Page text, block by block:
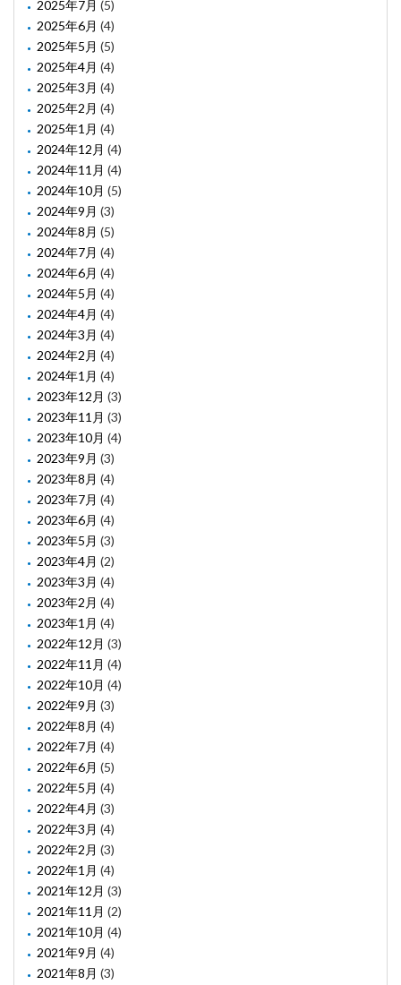
2025年7月 (5)
2025年6月 (4)
2025年5月 (5)
2025年4月 (4)
2025年3月 (4)
2025年2月 (4)
2025年1月 (4)
2024年12月 (4)
2024年11月 (4)
2024年10月 (5)
2024年9月 (3)
2024年8月 (5)
2024年7月 (4)
2024年6月 (4)
2024年5月 (4)
2024年4月 (4)
2024年3月 (4)
2024年2月 (4)
2024年1月 (4)
2023年12月 (3)
2023年11月 (3)
2023年10月 (4)
2023年9月 (3)
2023年8月 (4)
2023年7月 (4)
2023年6月 (4)
2023年5月 (3)
2023年4月 (2)
2023年3月 (4)
2023年2月 (4)
2023年1月 (4)
2022年12月 (3)
2022年11月 (4)
2022年10月 (4)
2022年9月 (3)
2022年8月 (4)
2022年7月 (4)
2022年6月 (5)
2022年5月 (4)
2022年4月 (3)
2022年3月 (4)
2022年2月 (3)
2022年1月 (4)
2021年12月 (3)
2021年11月 (2)
2021年10月 (4)
2021年9月 (4)
2021年8月 (3)